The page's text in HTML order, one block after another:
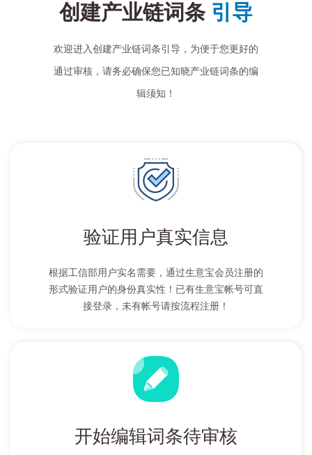
创建产业链词条 引导
欢迎进入创建产业链词条引导，为便于您更好的
通过审核，请务必确保您已知晓产业链词条的编
辑须知！
验证用户真实信息
根据工信部用户实名需要，通过生意宝会员注册的
形式验证用户的身份真实性！已有生意宝帐号可直
接登录，未有帐号请按流程注册！
开始编辑词条待审核